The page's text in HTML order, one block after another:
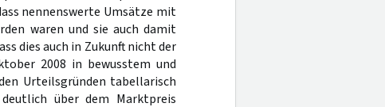
nennenswerte Umsätze mit
waren und sie auch damit
dies auch in Zukunft nicht der
2008 in bewusstem und
Urteilsgründen tabellarisch
über dem Marktpreis